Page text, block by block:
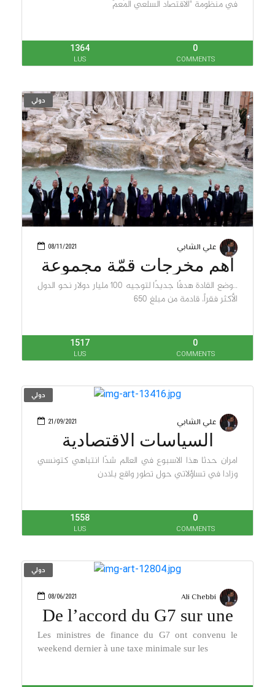
في منظومة "الاقتصاد السلعي المُعمّ
1364
LUS
0
COMMENTS
دولي
08/11/2021 علي الشابي
أهم مخرجات قمّة مجموعة
العشرين…وضع القادة هدفًا جديدًا لتوجيه 100 مليار دولار نحو الدول
الأكثر فقراً، قادمة من مبلغ 650
1517
LUS
0
COMMENTS
دولي
21/09/2021 علي الشابي
السياسات الاقتصادية
والاصلاحات
امران حدثا هذا الاسبوع في العالم شدّا انتباهي كتونسي
وزادا في تساؤلاتي حول تطور واقع بلادن
1558
LUS
0
COMMENTS
دولي
08/06/2021 Ali Chebbi
De l’accord du G7 sur une
taxe
Les ministres de finance du G7 ont convenu le
weekend dernier à une taxe minimale sur les